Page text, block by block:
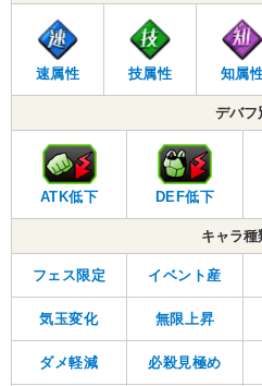
速属性 技属性 知属
デバフ
ATK低下 DEF低下
キャラ種
フェス限定 イベント産
気玉変化 無限上昇
ダメ軽減 必殺見極め